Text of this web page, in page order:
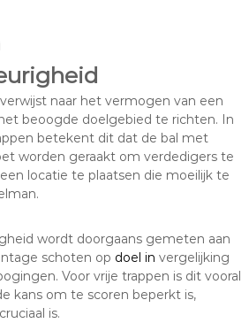
naar het vermogen van een
beoogde doelgebied te richten. In
betekent dit dat de bal met
worden geraakt om verdedigers te
locatie te plaatsen die moeilijk te
wordt doorgaans gemeten aan
schoten op doel in vergelijking
Voor vrije trappen is dit vooral
kans om te scoren beperkt is,
is.